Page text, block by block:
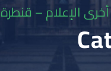
الإعلام – قنطرة